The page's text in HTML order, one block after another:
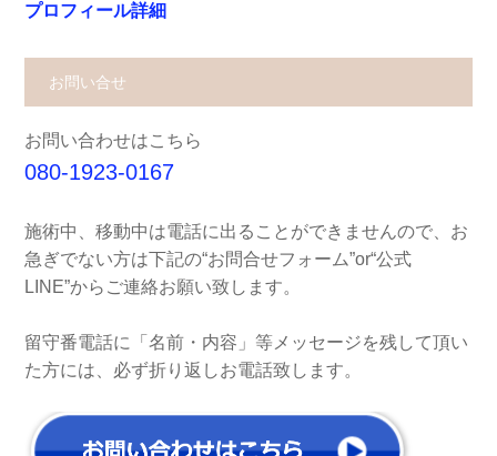
プロフィール詳細
お問い合せ
お問い合わせはこちら
080-1923-0167
施術中、移動中は電話に出ることができませんので、お
急ぎでない方は下記の“お問合せフォーム”or“公式
LINE”からご連絡お願い致します。
留守番電話に「名前・内容」等メッセージを残して頂い
た方には、必ず折り返しお電話致します。